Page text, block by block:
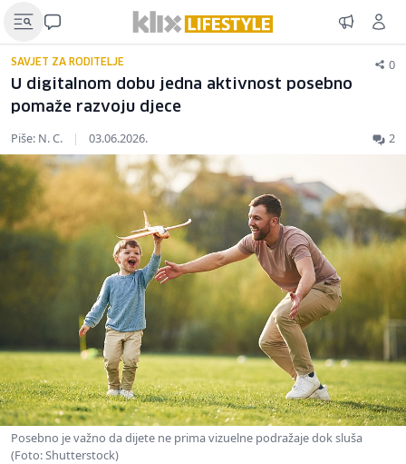
SAVJET ZA RODITELJE 0
U digitalnom dobu jedna aktivnost posebno
pomaže razvoju djece
Piše: N. C. | 03.06.2026. 2
Posebno je važno da dijete ne prima vizuelne podražaje dok sluša
(Foto: Shutterstock)